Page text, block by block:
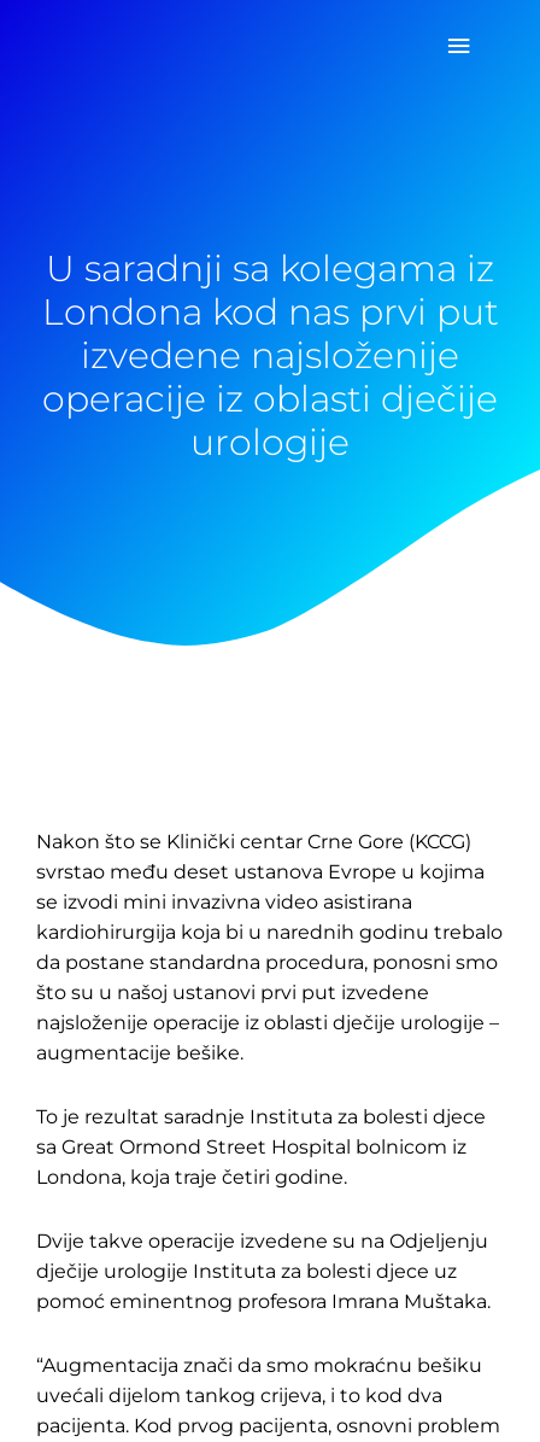
Glavni
U saradnji sa kolegama iz
Londona kod nas prvi put
izvedene najsloženije
operacije iz oblasti dječije
urologije
Nakon što se Klinički centar Crne Gore (KCCG)
svrstao među deset ustanova Evrope u kojima
se izvodi mini invazivna video asistirana
kardiohirurgija koja bi u narednih godinu trebalo
da postane standardna procedura, ponosni smo
što su u našoj ustanovi prvi put izvedene
najsloženije operacije iz oblasti dječije urologije –
augmentacije bešike.
To je rezultat saradnje Instituta za bolesti djece
sa Great Ormond Street Hospital bolnicom iz
Londona, koja traje četiri godine.
Dvije takve operacije izvedene su na Odjeljenju
dječije urologije Instituta za bolesti djece uz
pomoć eminentnog profesora Imrana Muštaka.
“Augmentacija znači da smo mokraćnu bešiku
uvećali dijelom tankog crijeva, i to kod dva
pacijenta. Kod prvog pacijenta, osnovni problem